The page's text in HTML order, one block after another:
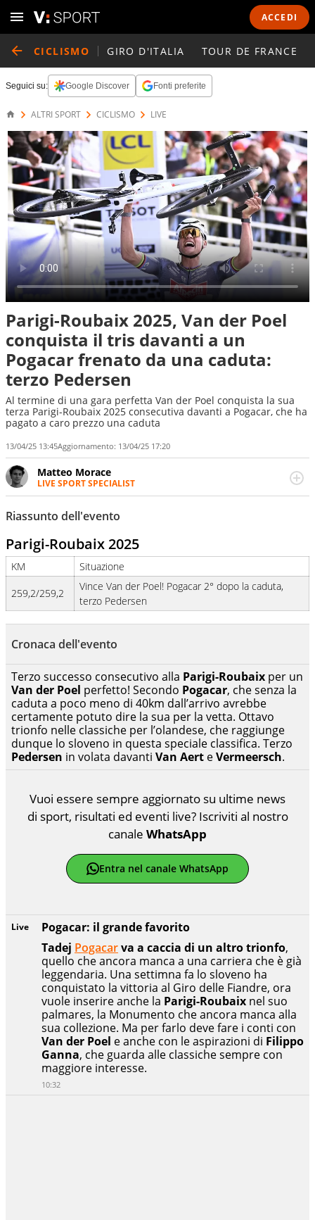
ACCEDI
CICLISMO GIRO D'ITALIA TOUR DE FRANCE
Seguici su: Google Discover Fonti preferite
ALTRI SPORT CICLISMO LIVE
Parigi-Roubaix 2025, Van der Poel
conquista il tris davanti a un
Pogacar frenato da una caduta:
terzo Pedersen
Al termine di una gara perfetta Van der Poel conquista la sua
terza Parigi-Roubaix 2025 consecutiva davanti a Pogacar, che ha
pagato a caro prezzo una caduta
13/04/25 13:45Aggiornamento: 13/04/25 17:20
Matteo Morace
LIVE SPORT SPECIALIST
La multimedialità quale approccio personale e
professionale. Ama raccontare lo sport focalizzando ogni
attenzione sul tempo reale: la verità della dirette non
sono opinioni ma fatti
Riassunto dell'evento
Parigi-Roubaix 2025
KM
Situazione
259,2/259,2
Vince Van der Poel! Pogacar 2° dopo la caduta,
terzo Pedersen
Cronaca dell'evento
Terzo successo consecutivo alla Parigi-Roubaix per un
Van der Poel perfetto! Secondo Pogacar, che senza la
caduta a poco meno di 40km dall’arrivo avrebbe
certamente potuto dire la sua per la vetta. Ottavo
trionfo nelle classiche per l’olandese, che raggiunge
dunque lo sloveno in questa speciale classifica. Terzo
Pedersen in volata davanti Van Aert eVermeersch.
Live
Pogacar: il grande favorito
Tadej Pogacarva a caccia di un altro trionfo,
quello che ancora manca a una carriera che è già
leggendaria. Una settimna fa lo sloveno ha
conquistato la vittoria al Giro delle Fiandre, ora
vuole inserire anche la Parigi-Roubaix nel suo
palmares, la Monumento che ancora manca alla
sua collezione. Ma per farlo deve fare i conti con
Van der Poel e anche con le aspirazioni di Filippo
Ganna, che guarda alle classiche sempre con
maggiore interesse.
10:32
Vuoi essere sempre aggiornato su ultime news
di sport, risultati ed eventi live? Iscriviti al nostro
canale WhatsApp
Entra nel canale WhatsApp